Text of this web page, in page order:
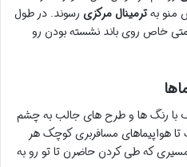
منو بهترمینال مرکزی رسوند. در طول
خاص روی باند نشسته بودن رو
با رنگ ها و طرح های جالب به چشم
تا هواپیماهای مسافربری کوچک هر
که طی کردن حاضرن تا تو رو به